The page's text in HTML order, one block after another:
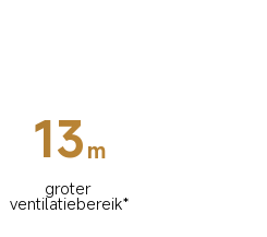
13m
groter
ventilatiebereik*